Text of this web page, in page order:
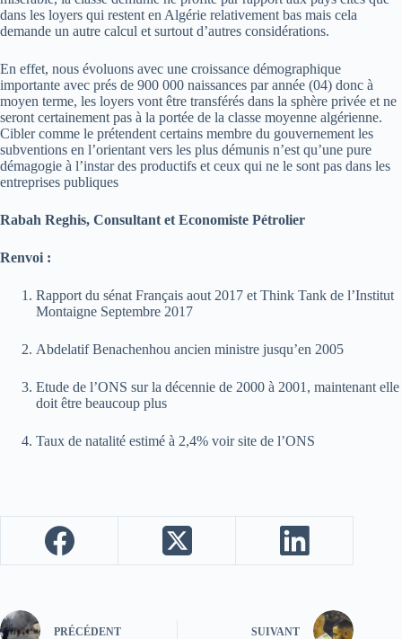
dans les loyers qui restent en Algérie relativement bas mais cela
demande un autre calcul et surtout d’autres considérations.
En effet, nous évoluons avec une croissance démographique
importante avec prés de 900 000 naissances par année (04) donc à
moyen terme, les loyers vont être transférés dans la sphère privée et ne
seront certainement pas à la portée de la classe moyenne algérienne.
Cibler comme le prétendent certains membre du gouvernement les
subventions en l’orientant vers les plus démunis n’est qu’une pure
démagogie à l’instar des productifs et ceux qui ne le sont pas dans les
entreprises publiques
Rabah Reghis, Consultant et Economiste Pétrolier
Renvoi :
Rapport du sénat Français aout 2017 et Think Tank de l’Institut
Montaigne Septembre 2017
Abdelatif Benachenhou ancien ministre jusqu’en 2005
Etude de l’ONS sur la décennie de 2000 à 2001, maintenant elle
doit être beaucoup plus
Taux de natalité estimé à 2,4% voir site de l’ONS
PRÉCÉDENT SUIVANT